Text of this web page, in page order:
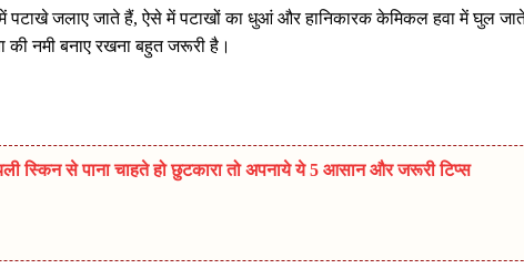
में पटाखे जलाए जाते हैं, ऐसे में पटाखों का धुआं और हानिकारक केमिकल हवा में घुल
की नमी बनाए रखना बहुत जरूरी है।
स्किन से पाना चाहते हो छुटकारा तो अपनाये ये 5 आसान और जरूरी टिप्स